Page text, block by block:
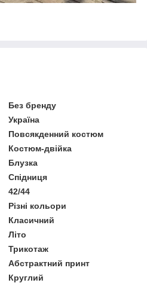
Без бренду
Україна
Повсякденний костюм
Костюм-двійка
Блузка
Спідниця
42/44
Різні кольори
Класичний
Літо
Трикотаж
Абстрактний принт
Круглий